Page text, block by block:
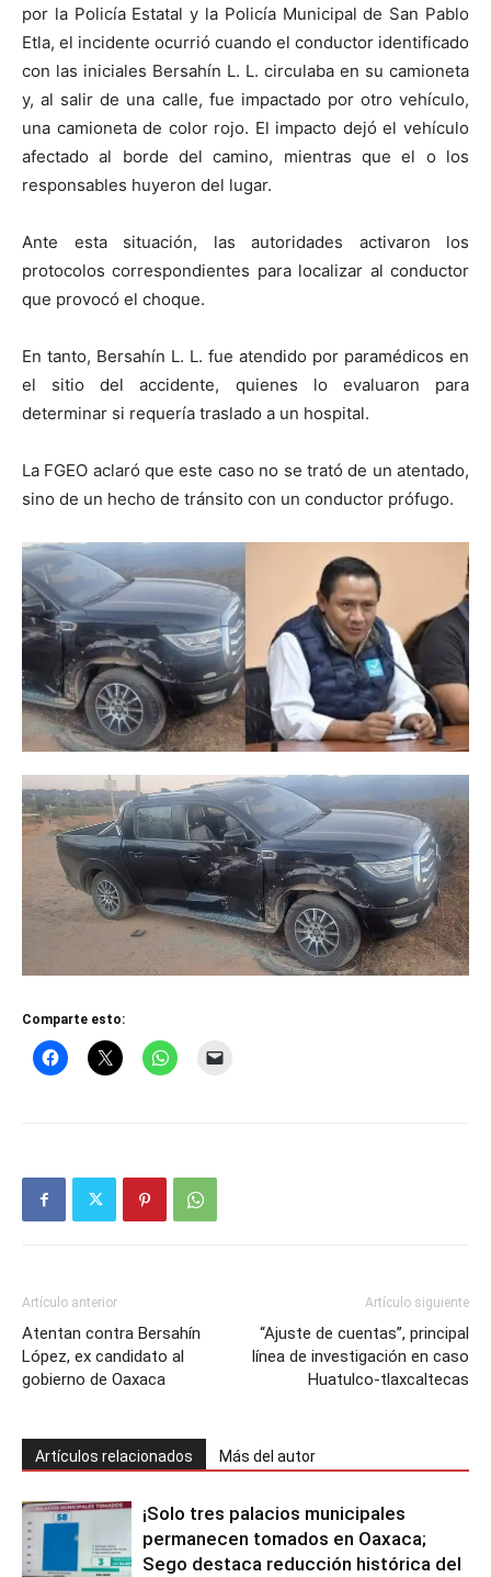
por la Policía Estatal y la Policía Municipal de San Pablo
Etla, el incidente ocurrió cuando el conductor identificado
con las iniciales Bersahín L. L. circulaba en su camioneta
y, al salir de una calle, fue impactado por otro vehículo,
una camioneta de color rojo. El impacto dejó el vehículo
afectado al borde del camino, mientras que el o los
responsables huyeron del lugar.
Ante esta situación, las autoridades activaron los
protocolos correspondientes para localizar al conductor
que provocó el choque.
En tanto, Bersahín L. L. fue atendido por paramédicos en
el sitio del accidente, quienes lo evaluaron para
determinar si requería traslado a un hospital.
La FGEO aclaró que este caso no se trató de un atentado,
sino de un hecho de tránsito con un conductor prófugo.
Comparte esto:
Artículo anterior
Atentan contra Bersahín
López, ex candidato al
gobierno de Oaxaca
Artículo siguiente
“Ajuste de cuentas”, principal
línea de investigación en caso
Huatulco-tlaxcaltecas
Artículos relacionados Más del autor
¡Solo tres palacios municipales
permanecen tomados en Oaxaca;
Sego destaca reducción histórica del